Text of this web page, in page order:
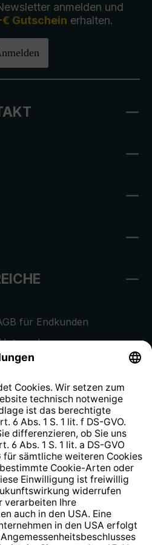
anmelden und
€ Gutschein erhalten.
für Endkunden